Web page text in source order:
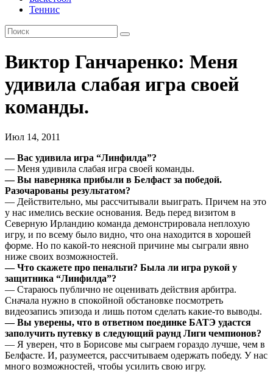
Теннис
Виктор Ганчаренко: Меня
удивила слабая игра своей
команды.
Июл 14, 2011
— Вас удивила игра “Линфилда”?
— Меня удивила слабая игра своей команды.
— Вы наверняка прибыли в Белфаст за победой.
Разочарованы результатом?
— Действительно, мы рассчитывали выиграть. Причем на это
у нас имелись веские основания. Ведь перед визитом в
Северную Ирландию команда демонстрировала неплохую
игру, и по всему было видно, что она находится в хорошей
форме. Но по какой-то неясной причине мы сыграли явно
ниже своих возможностей.
— Что скажете про пенальти? Была ли игра рукой у
защитника “Линфилда”?
— Стараюсь публично не оценивать действия арбитра.
Сначала нужно в спокойной обстановке посмотреть
видеозапись эпизода и лишь потом сделать какие-то выводы.
— Вы уверены, что в ответном поединке БАТЭ удастся
заполучить путевку в следующий раунд Лиги чемпионов?
— Я уверен, что в Борисове мы сыграем гораздо лучше, чем в
Белфасте. И, разумеется, рассчитываем одержать победу. У нас
много возможностей, чтобы усилить свою игру.